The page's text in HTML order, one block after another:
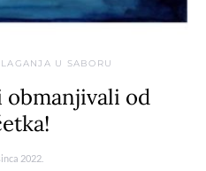
U SABORU
obmanjivali od
2022.